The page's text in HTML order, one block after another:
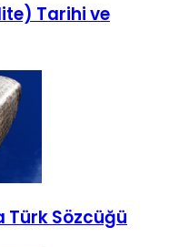
Tarihi ve
Türk Sözcüğü